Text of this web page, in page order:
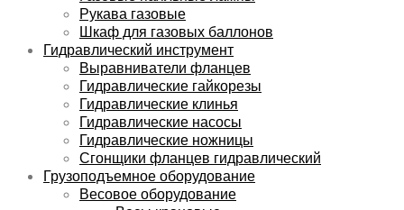
Рукава газовые
Шкаф для газовых баллонов
Гидравлический инструмент
Выравниватели фланцев
Гидравлические гайкорезы
Гидравлические клинья
Гидравлические насосы
Гидравлические ножницы
Сгонщики фланцев гидравлический
Грузоподъемное оборудование
Весовое оборудование